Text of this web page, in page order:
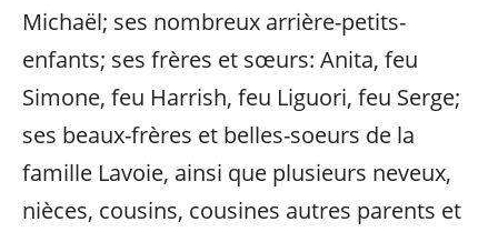
Michaël; ses nombreux arrière-petits-
enfants; ses frères et sœurs: Anita, feu
Simone, feu Harrish, feu Liguori, feu Serge;
ses beaux-frères et belles-soeurs de la
famille Lavoie, ainsi que plusieurs neveux,
nièces, cousins, cousines autres parents et